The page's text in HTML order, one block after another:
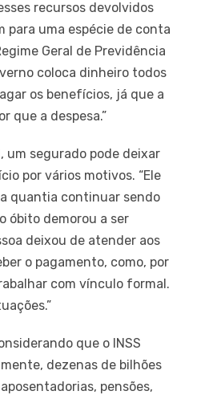
recursos devolvidos
para uma espécie de conta
Geral de Previdência
coloca dinheiro todos
os benefícios, já que a
que a despesa.”
um segurado pode deixar
por vários motivos. “Ele
quantia continuar sendo
óbito demorou a ser
deixou de atender aos
o pagamento, como, por
com vínculo formal.
que o INSS
dezenas de bilhões
pensões,